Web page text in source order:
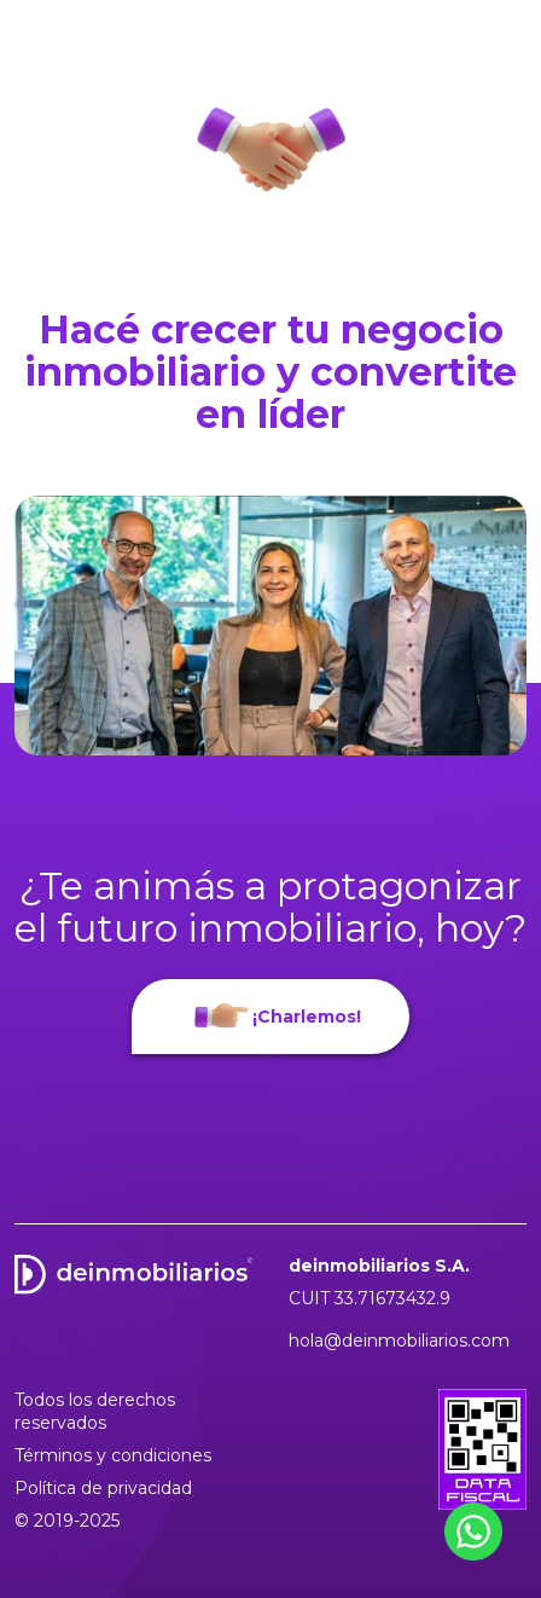
Hacé crecer tu negocio
inmobiliario y convertite
en líder
¿Te animás a protagonizar
el futuro inmobiliario, hoy?
¡Charlemos!
deinmobiliarios S.A.
CUIT 33.71673432.9
hola@deinmobiliarios.com
Todos los derechos
reservados
Términos y condiciones
Política de privacidad
© 2019-2025